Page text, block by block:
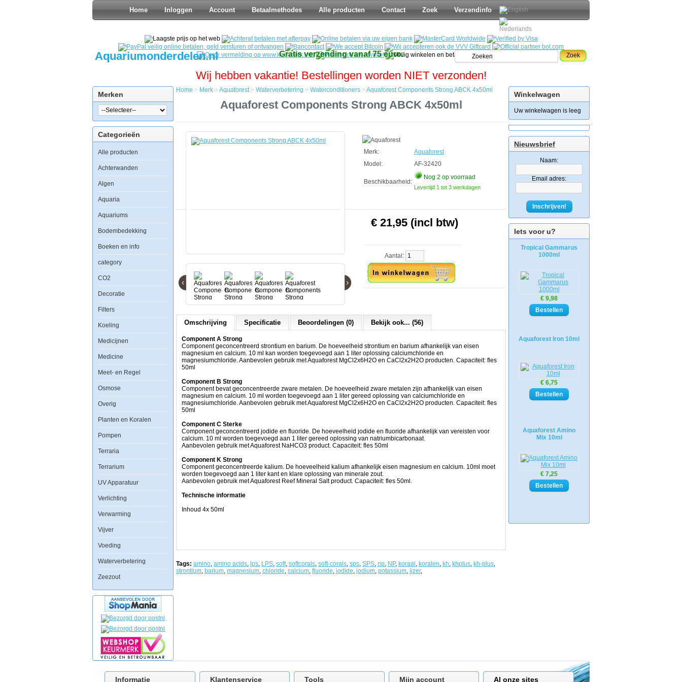
Home Inloggen Account Betaalmethodes Alle producten Contact Zoek Verzendinfo
Aquariumonderdelen.nl Gratis verzending vanaf 75 euro. Zoek
Wij hebben vakantie! Bestellingen worden NIET verzonden!
Merken
Categorieën
Alle producten
Achterwanden
Algen
Aquaria
Aquariums
Bodembedekking
Boeken en info
category
CO2
Decoratie
Filters
Koeling
Medicijnen
Medicine
Meet- en Regel
Osmose
Overig
Planten en Koralen
Pompen
Terraria
Terrarium
UV Apparatuur
Verlichting
Verwarming
Vijver
Voeding
Waterverbetering
Zeezout
Winkelwagen
Uw winkelwagen is leeg
Nieuwsbrief
Naam:
Email adres:
Inschrijven!
Iets voor u?
Tropical Gammarus
1000ml
€ 9,98
Aquaforest Iron 10ml
€ 6,75
Aquaforest Amino
Mix 10ml
€ 7,25
Waterverbetering
Waterconditioners
Aquaforest
ABCK
Strong
geconcentreerd
strontium
en
barium.
De
strontium
en
barium
afhankelijk
van
magnesium
en
calcium.
10
kan
worden
toegevoegd
aan
liter
calciumchloride
Aquaforest
en
CaCl2x2H2O
De
Home > Merk > Aquaforest> Waterverbetering > Waterconditioners > Aquaforest Components Strong ABCK 4x50ml
Aquaforest Components Strong ABCK 4x50ml
‹ ›
Merk:
Aquaforest
Model:
AF-32420
Beschikbaarheid:
Nog 2 op voorraad
Levertijd 1 tot 3 werkdagen
€ 21,95 (incl btw)
Aantal:
Omschrijving Specificatie Beoordelingen (0) Bekijk ook... (56)
Component A Strong
Component geconcentreerd strontium en barium. De hoeveelheid strontium en barium afhankelijk van eisen
magnesium en calcium. 10 ml kan worden toegevoegd aan 1 liter oplossing calciumchloride en
magnesiumchloride. Aanbevolen gebruik met Aquaforest MgCl2x6H2O en CaCl2x2H2O producten. Capaciteit: fles
50ml
Component B Strong
Component bevat geconcentreerde zware metalen. De hoeveelheid zware metalen zijn afhankelijk van eisen
magnesium en calcium. 10 ml worden toegevoegd aan 1 liter gereed oplossing van calciumchloride en
magnesiumchloride. Aanbevolen gebruik met Aquaforest MgCl2x6H2O en CaCl2x2H2O producten. Capaciteit: fles
50ml
Component C Sterke
Component geconcentreerd jodide en fluoride. De hoeveelheid jodide en fluoride afhankelijk van vereisten voor
calcium. 10 ml worden toegevoegd aan 1 liter gereed oplossing van natriumbicarbonaat.
Aanbevolen gebruik met Aquaforest NaHCO3 product. Capaciteit: fles 50ml
Component K Strong
Component geconcentreerde kalium. De hoeveelheid kalium afhankelijk eisen magnesium en calcium. 10ml moet
worden toegevoegd aan 1 liter kant en klare oplossing van minerale zout.
Aanbevolen gebruik met Aquaforest Reef Mineral Salt product. Capaciteit: fles 50ml.
Technische informatie
Inhoud 4x 50ml
Tags: amino, amino acids, lps, LPS, soft, softcorals, soft-corals, sps, SPS, np, NP, koraal , koralen, kh, khplus, kh-plus,
strontium, barium, magnesium, chloride, calcium, fluoride, iodide, jodium, potassium, ijzer,
Informatie Klantenservice Tools Mijn account Al onze sites